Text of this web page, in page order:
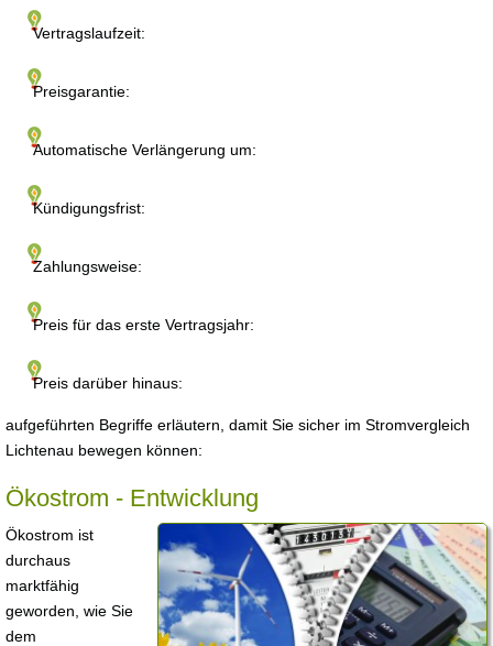
Vertragslaufzeit:
Preisgarantie:
Automatische Verlängerung um:
Kündigungsfrist:
Zahlungsweise:
Preis für das erste Vertragsjahr:
Preis darüber hinaus:
aufgeführten Begriffe erläutern, damit Sie sicher im Stromvergleich
Lichtenau bewegen können:
Ökostrom - Entwicklung
Ökostrom ist
durchaus
marktfähig
geworden, wie Sie
dem